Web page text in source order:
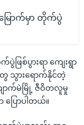
မြောက်မှာ တိုက်ပွဲ
ဖြစ်ပွားရာ ကျေးရွာ
သွားရောက်နိုင်တဲ့
ောက်မဲမြို့ ဇီဝိတလူမှု
ြောပါတယ်။